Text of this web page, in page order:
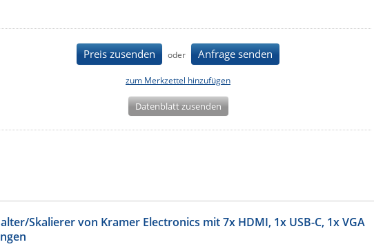
Preis zusenden oder Anfrage senden
zum Merkzettel hinzufügen
Datenblatt zusenden
Skalierer von Kramer Electronics mit 7x HDMI, 1x USB-C, 1x VGA